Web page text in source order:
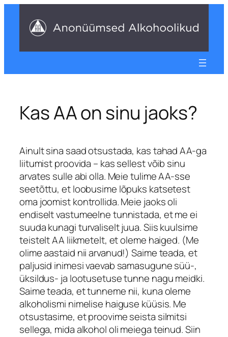
juurde
Kas AA on sinu jaoks?
Ainult sina saad otsustada, kas tahad AA-ga
liitumist proovida – kas sellest võib sinu
arvates sulle abi olla. Meie tulime AA-sse
seetõttu, et loobusime lõpuks katsetest
oma joomist kontrollida. Meie jaoks oli
endiselt vastumeelne tunnistada, et me ei
suuda kunagi turvaliselt juua. Siis kuulsime
teistelt AA liikmetelt, et oleme haiged. (Me
olime aastaid nii arvanud!) Saime teada, et
paljusid inimesi vaevab samasugune süü-,
üksildus- ja lootusetuse tunne nagu meidki.
Saime teada, et tunneme nii, kuna oleme
alkoholismi nimelise haiguse küüsis. Me
otsustasime, et proovime seista silmitsi
sellega, mida alkohol oli meiega teinud. Siin